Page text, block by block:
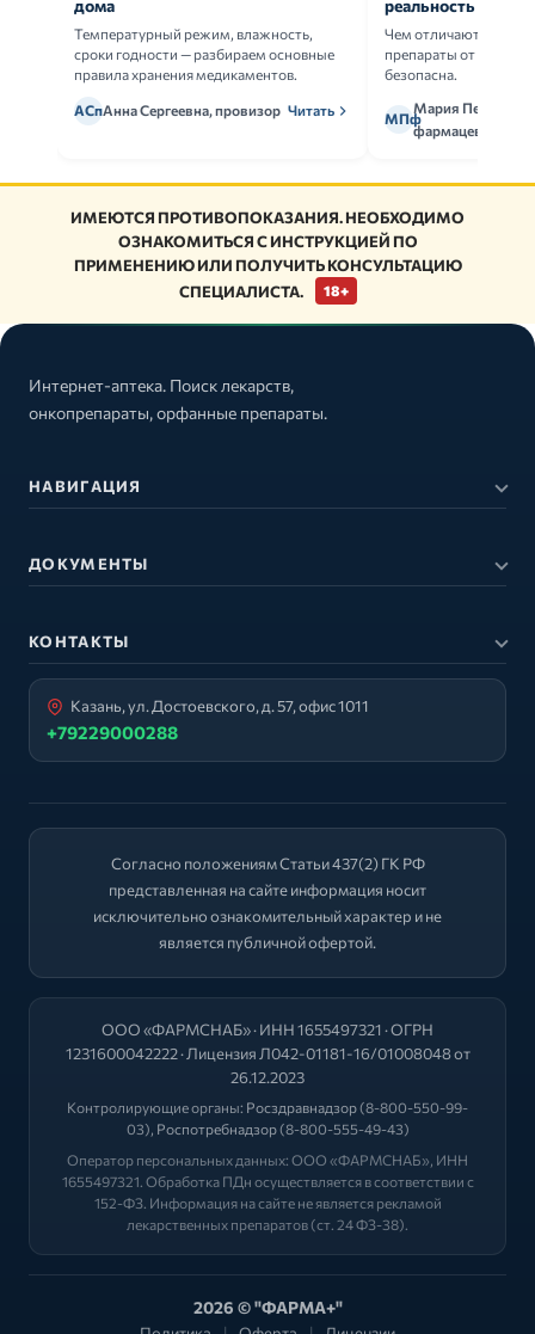
дома
Температурный режим, влажность,
сроки годности — разбираем основные
правила хранения медикаментов.
АСпАнна Сергеевна, провизор Читать
реальность
Чем отличаются
препараты от
безопасна.
МПф
Мария Петрова,
фармацевт
ИМЕЮТСЯ ПРОТИВОПОКАЗАНИЯ. НЕОБХОДИМО
ОЗНАКОМИТЬСЯ С ИНСТРУКЦИЕЙ ПО
ПРИМЕНЕНИЮ ИЛИ ПОЛУЧИТЬ КОНСУЛЬТАЦИЮ
СПЕЦИАЛИСТА.
18+
Интернет-аптека. Поиск лекарств,
онкопрепараты, орфанные препараты.
НАВИГАЦИЯ
ДОКУМЕНТЫ
КОНТАКТЫ
Казань, ул. Достоевского, д. 57, офис 1011
+79229000288
Согласно положениям Статьи 437(2) ГК РФ
представленная на сайте информация носит
исключительно ознакомительный характер и не
является публичной офертой.
ООО «ФАРМСНАБ» · ИНН 1655497321 · ОГРН
1231600042222 · Лицензия Л042-01181-16/01008048 от
26.12.2023
Контролирующие органы: Росздравнадзор(8-800-550-99-
03), Роспотребнадзор(8-800-555-49-43)
Оператор персональных данных: ООО «ФАРМСНАБ», ИНН
1655497321. Обработка ПДн осуществляется в соответствии с
152-ФЗ. Информация на сайте не является рекламой
лекарственных препаратов (ст. 24 ФЗ-38).
2026 © "ФАРМА+"